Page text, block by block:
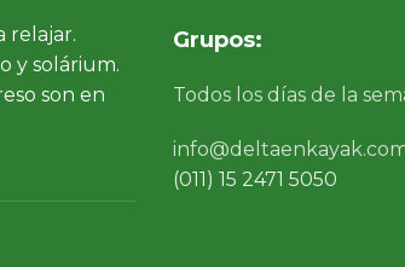
relajar.
y solárium.
son en
Grupos:
Todos los días de la
(011) 15 2471 5050